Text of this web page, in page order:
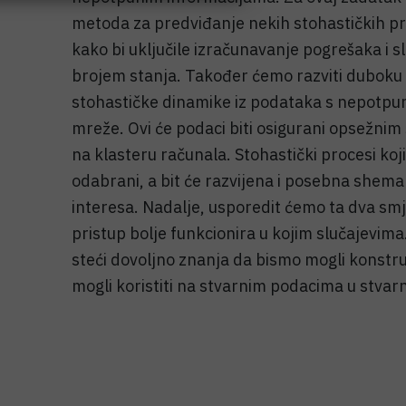
metoda za predviđanje nekih stohastičkih
kako bi uključile izračunavanje pogrešaka i
brojem stanja. Također ćemo razviti
stohastičke dinamike iz podataka s
mreže. Ovi će podaci biti osigurani
na klasteru računala. Stohastički procesi
odabrani, a bit će razvijena i posebna
interesa. Nadalje, usporedit ćemo ta dva
pristup bolje funkcionira u kojim
steći dovoljno znanja da bismo mogli
mogli koristiti na stvarnim podacima u